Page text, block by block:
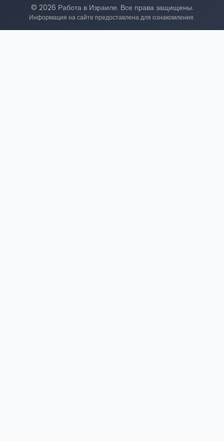
© 2026 Работа в Израиле. Все права защищены.
Информация на сайте предоставлена для ознакомления.